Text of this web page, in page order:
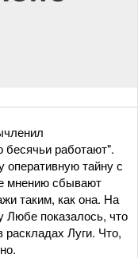
бесячьи работают".
тайну с
мнению сбывают
таким, как она. На
Любе показалось, что
раскладах Луги. Что,